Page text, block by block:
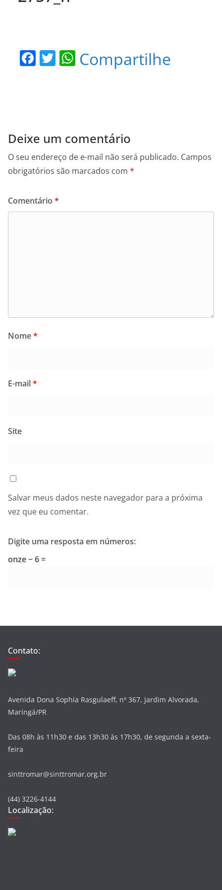
F
o
o
k
T W
p
p
Compartilhe
Deixe um comentário
O seu endereço de e-mail não será publicado. Campos
obrigatórios são marcados com *
Comentário *
Nome*
E-mail*
Site
Salvar meus dados neste navegador para a próxima
vez que eu comentar.
Digite uma resposta em números:
onze − 6 =
Contato:
Avenida Dona Sophia Rasgulaeff, nº 367, Jardim Alvorada,
Maringá/PR
Das 08h às 11h30 e das 13h30 às 17h30, de segunda a sexta-
feira
sinttromar@sinttromar.org.br
(44) 3226-4144
Localização: